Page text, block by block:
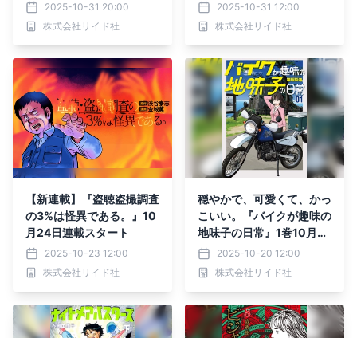
2025-10-31 20:00
株式会社リイド社
31日発売2025-10-31 12:00
株式会社リイド社
【新連載】『盗聴盗撮調査
の3%は怪異である。』10
月24日連載スタート
2025-10-23 12:00
株式会社リイド社
穏やかで、可愛くて、かっ
こいい。『バイクが趣味の
地味子の日常』1巻10月2
0日発売2025-10-20 12:00
株式会社リイド社